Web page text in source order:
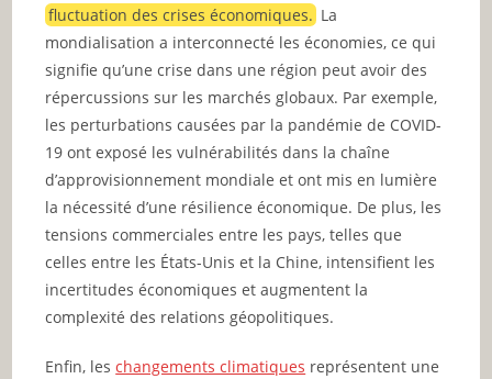
fluctuation des crises économiques. La
mondialisation a interconnecté les économies, ce qui
signifie qu’une crise dans une région peut avoir des
répercussions sur les marchés globaux. Par exemple,
les perturbations causées par la pandémie de COVID-
19 ont exposé les vulnérabilités dans la chaîne
d’approvisionnement mondiale et ont mis en lumière
la nécessité d’une résilience économique. De plus, les
tensions commerciales entre les pays, telles que
celles entre les États-Unis et la Chine, intensifient les
incertitudes économiques et augmentent la
complexité des relations géopolitiques.
Enfin, leschangements climatiques représentent une